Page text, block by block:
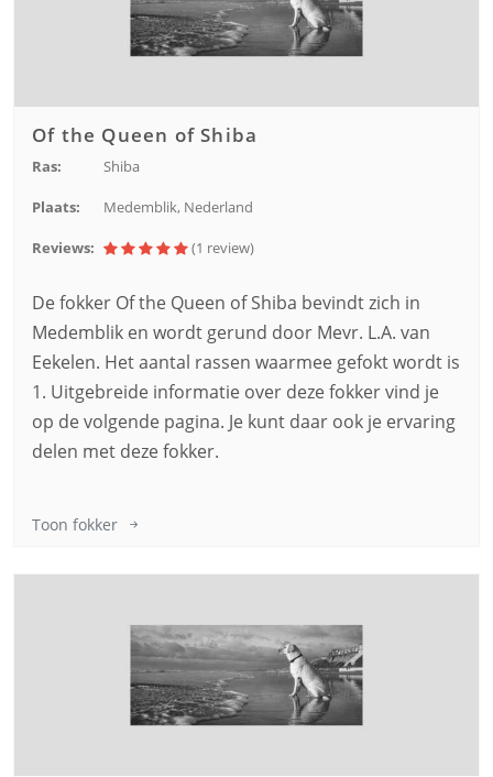
Of the Queen of Shiba
Ras: Shiba
Plaats: Medemblik, Nederland
Reviews: (1 review)
De fokker Of the Queen of Shiba bevindt zich in
Medemblik en wordt gerund door Mevr. L.A. van
Eekelen. Het aantal rassen waarmee gefokt wordt is
1. Uitgebreide informatie over deze fokker vind je
op de volgende pagina. Je kunt daar ook je ervaring
delen met deze fokker.
Toon fokker